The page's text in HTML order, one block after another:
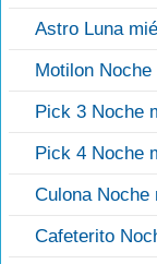
Astro Luna
Motilon
Pick 3 Noche
Pick 4 Noche
Culona Noche
Cafeterito